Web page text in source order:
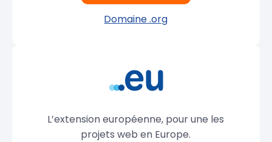
Domaine .org
L’extension européenne, pour une les
projets web en Europe.